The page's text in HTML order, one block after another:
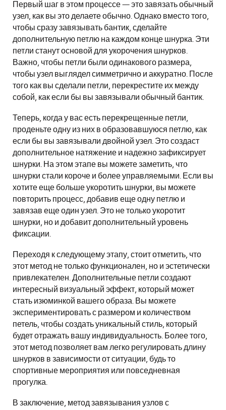
Первый шаг в этом процессе — это завязать обычный
узел, как вы это делаете обычно. Однако вместо того,
чтобы сразу завязывать бантик, сделайте
дополнительную петлю на каждом конце шнурка. Эти
петли станут основой для укорочения шнурков.
Важно, чтобы петли были одинакового размера,
чтобы узел выглядел симметрично и аккуратно. После
того как вы сделали петли, перекрестите их между
собой, как если бы вы завязывали обычный бантик.
Теперь, когда у вас есть перекрещенные петли,
проденьте одну из них в образовавшуюся петлю, как
если бы вы завязывали двойной узел. Это создаст
дополнительное натяжение и надежно зафиксирует
шнурки. На этом этапе вы можете заметить, что
шнурки стали короче и более управляемыми. Если вы
хотите еще больше укоротить шнурки, вы можете
повторить процесс, добавив еще одну петлю и
завязав еще один узел. Это не только укоротит
шнурки, но и добавит дополнительный уровень
фиксации.
Переходя к следующему этапу, стоит отметить, что
этот метод не только функционален, но и эстетически
привлекателен. Дополнительные петли создают
интересный визуальный эффект, который может
стать изюминкой вашего образа. Вы можете
экспериментировать с размером и количеством
петель, чтобы создать уникальный стиль, который
будет отражать вашу индивидуальность. Более того,
этот метод позволяет вам легко регулировать длину
шнурков в зависимости от ситуации, будь то
спортивные мероприятия или повседневная
прогулка.
В заключение, метод завязывания узлов с